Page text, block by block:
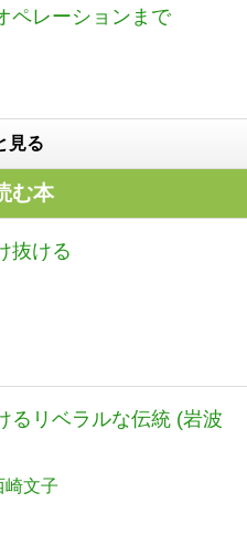
ペレーションまで
見る
む本
抜ける
るリベラルな伝統 (岩波
崎文子